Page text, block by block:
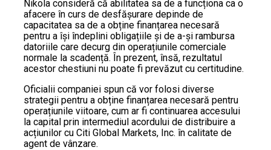
Nikola consideră că abilitatea sa de a funcționa ca o
afacere în curs de desfășurare depinde de
capacitatea sa de a obține finanțarea necesară
pentru a își îndeplini obligațiile și de a-și rambursa
datoriile care decurg din operațiunile comerciale
normale la scadență. În prezent, însă, rezultatul
acestor chestiuni nu poate fi prevăzut cu certitudine.
Oficialii companiei spun că vor folosi diverse
strategii pentru a obține finanțarea necesară pentru
operațiunile viitoare, cum ar fi continuarea accesului
la capital prin intermediul acordului de distribuire a
acțiunilor cu Citi Global Markets, Inc. în calitate de
agent de vânzare.